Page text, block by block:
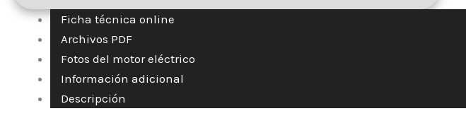
Ficha técnica online
Archivos PDF
Fotos del motor eléctrico
Información adicional
Descripción